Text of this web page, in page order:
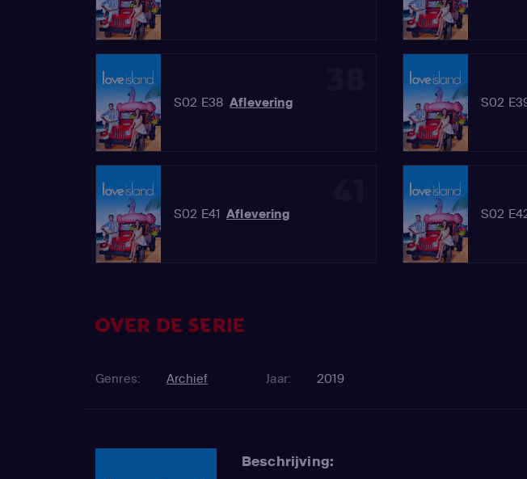
S02 E38 Aflevering S02
S02 E41 Aflevering S02
OVER DE SERIE
Genres: Archief Jaar: 2019
Beschrijving: